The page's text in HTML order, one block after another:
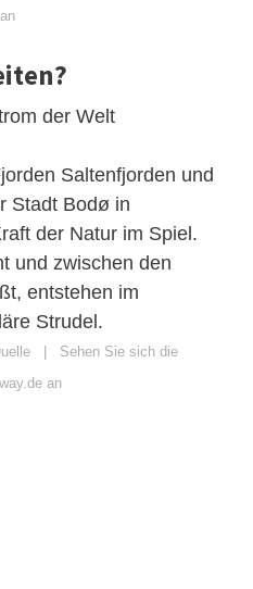
der Welt
Saltenfjorden und
Stadt Bodø in
der Natur im Spiel.
und zwischen den
entstehen im
Strudel.
Sehen Sie sich die
an